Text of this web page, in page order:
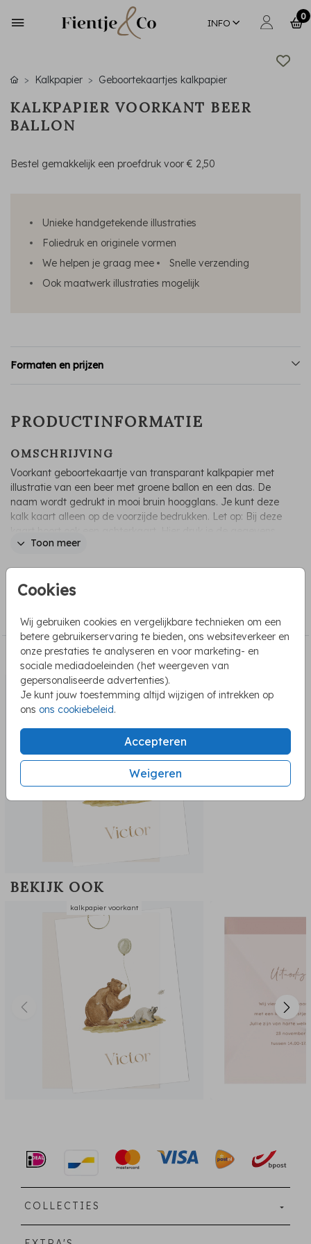
INFO
0
Cookies
Wij gebruiken cookies en vergelijkbare technieken om een
betere gebruikerservaring te bieden, ons websiteverkeer en
onze prestaties te analyseren en voor marketing- en
sociale mediadoeleinden (het weergeven van
gepersonaliseerde advertenties).
Je kunt jouw toestemming altijd wijzigen of intrekken op
ons ons cookiebeleid.
Accepteren
Weigeren
Kalkpapier Geboortekaartjes kalkpapier
KALKPAPIER VOORKANT BEER
BALLON
Bestel gemakkelijk een proefdruk voor€ 2,50
Unieke handgetekende illustraties
Foliedruk en originele vormen
We helpen je graag mee
Snelle verzending
Ook maatwerk illustraties mogelijk
Formaten en prijzen
PRODUCTINFORMATIE
OMSCHRIJVING
Voorkant geboortekaartje van transparant kalkpapier met
illustratie van een beer met groene ballon en een das. De
naam wordt gedrukt in mooi bruin hoogglans. Je kunt deze
kalk kaart alleen op de voorzijde bedrukken. Let op: Bij deze
op zoals naam en adresgegevens. Je voegt de kaarten
Toon meer
Irene Jelier
COLLECTIE
Geboortekaartjes kalkpapier
PASSEND BIJ DE KAART
kalkpapier achterkant
BEKIJK OOK
kalkpapier voorkant
COLLECTIES